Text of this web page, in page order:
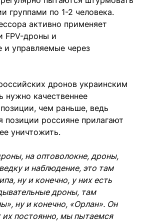
группами по 1-2 человека.
активно применяет
FPV-дроны и
и управляемые через
дронов украинским
нужно качественнее
чем раньше, ведь
позиции россияне прилагают
уничтожить.
на оптоволокне, дроны,
и наблюдение, это там
ну и конечно, у них есть
дроны, там
ну и конечно, «Орлан». Он
постоянно, мы пытаемся